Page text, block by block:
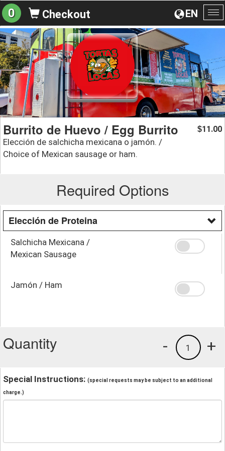
EN
0 Checkout
Burrito de Huevo / Egg Burrito
Elección de salchicha mexicana o jamón. /
Choice of Mexican sausage or ham.
$11.00
Required Options
Elección de Proteina
Salchicha Mexicana /
Mexican Sausage
Jamón / Ham
Quantity +
1
-
Special Instructions: (special requests may be subject to an additional
charge.)